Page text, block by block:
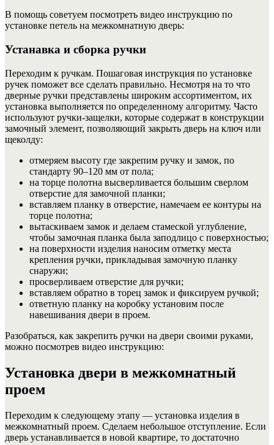
В помощь советуем посмотреть видео инструкцию по
установке петель на межкомнатную дверь:
Устанавка и сборка ручки
Переходим к ручкам. Пошаговая инструкция по установке
ручек поможет все сделать правильно. Несмотря на то что
дверные ручки представлены широким ассортиментом, их
установка выполняется по определенному алгоритму. Часто
используют ручки-защелки, которые содержат в конструкции
замочный элемент, позволяющий закрыть дверь на ключ или
щеколду:
отмеряем высоту где закрепим ручку и замок, по
стандарту 90–120 мм от пола;
на торце полотна высверливается большим сверлом
отверстие для замочной планки;
вставляем планку в отверстие, намечаем ее контуры на
торце полотна;
вытаскиваем замок и делаем стамеской углубление,
чтобы замочная планка была заподлицо с поверхностью;
на поверхности изделия наносим отметку места
крепления ручки, прикладывая замочную планку
снаружи;
просверливаем отверстие для ручки;
вставляем обратно в торец замок и фиксируем ручкой;
ответную планку на коробку установим после
навешивания двери в проем.
Разобраться, как закрепить ручки на двери своими руками,
можно посмотрев видео инструкцию:
Установка двери в межкомнатный
проем
Переходим к следующему этапу — установка изделия в
межкомнатный проем. Сделаем небольшое отступление. Если
дверь устанавливается в новой квартире, то достаточно